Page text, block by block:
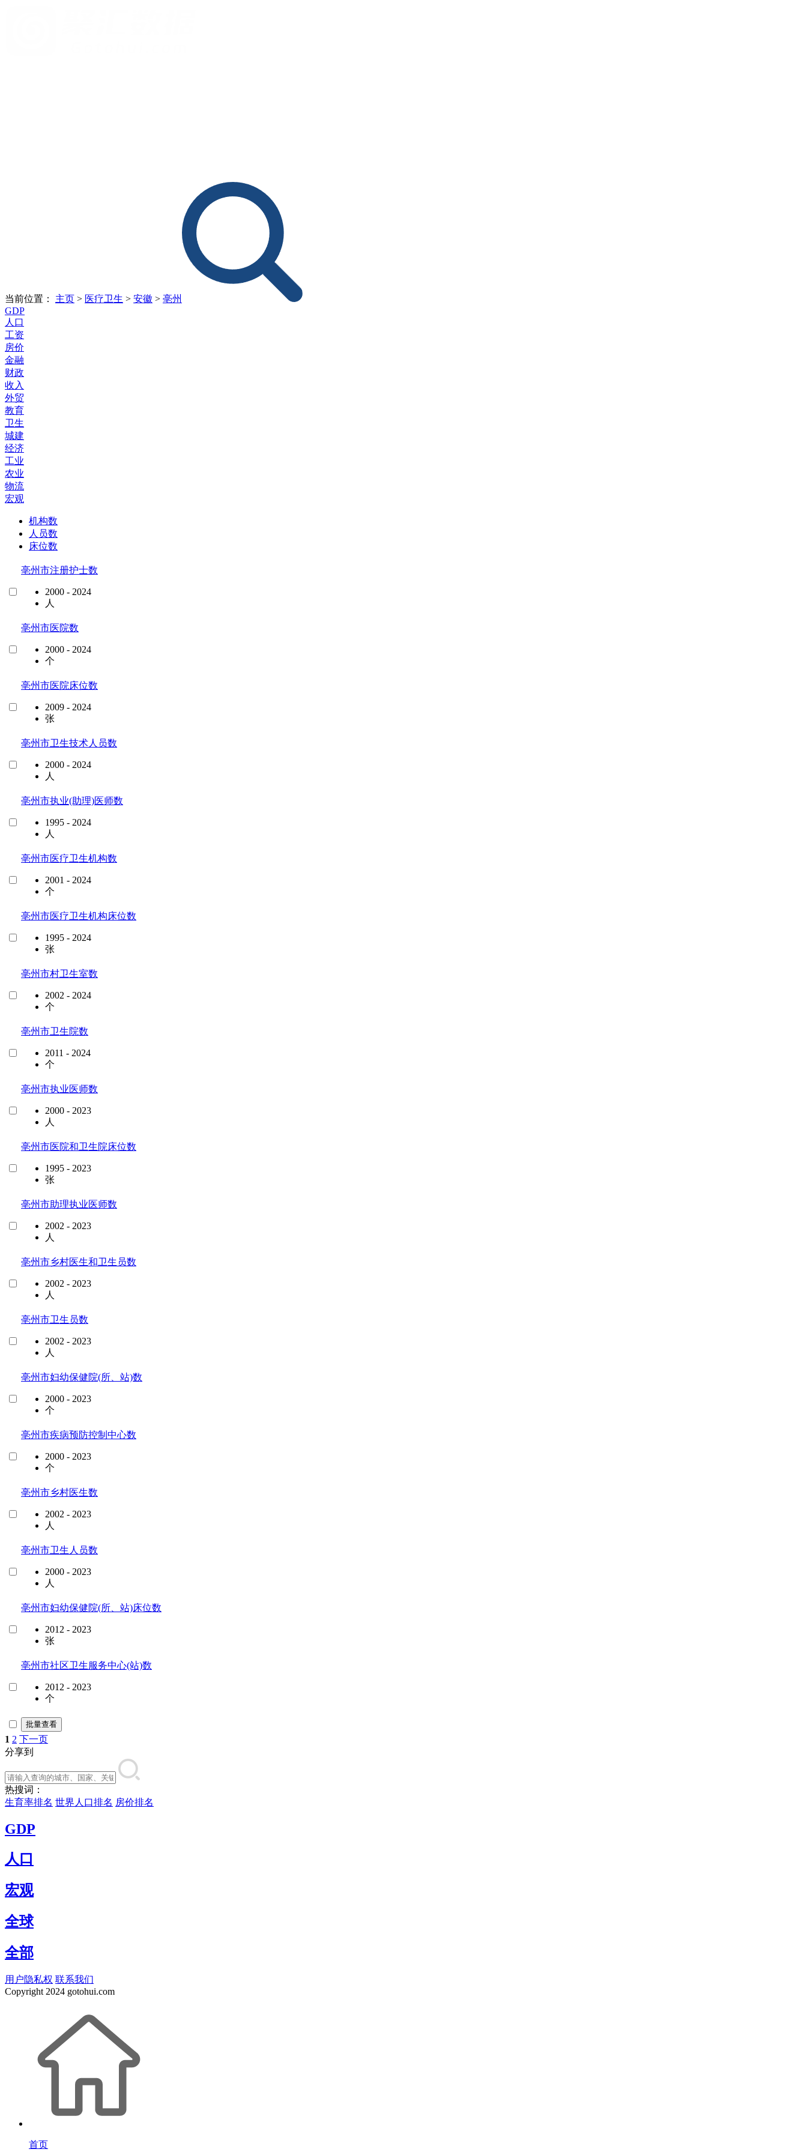
当前位置： 主页 > 医疗卫生 > 安徽 > 亳州
GDP
人口
工资
房价
金融
财政
收入
外贸
教育
卫生
城建
经济
工业
农业
物流
宏观
机构数
人员数
床位数
亳州市注册护士数
2000 - 2024
人
亳州市医院数
2000 - 2024
个
亳州市医院床位数
2009 - 2024
张
亳州市卫生技术人员数
2000 - 2024
人
亳州市执业(助理)医师数
1995 - 2024
人
亳州市医疗卫生机构数
2001 - 2024
个
亳州市医疗卫生机构床位数
1995 - 2024
张
亳州市村卫生室数
2002 - 2024
个
亳州市卫生院数
2011 - 2024
个
亳州市执业医师数
2000 - 2023
人
亳州市医院和卫生院床位数
1995 - 2023
张
亳州市助理执业医师数
2002 - 2023
人
亳州市乡村医生和卫生员数
2002 - 2023
人
亳州市卫生员数
2002 - 2023
人
亳州市妇幼保健院(所、站)数
2000 - 2023
个
亳州市疾病预防控制中心数
2000 - 2023
个
亳州市乡村医生数
2002 - 2023
人
亳州市卫生人员数
2000 - 2023
人
亳州市妇幼保健院(所、站)床位数
2012 - 2023
张
亳州市社区卫生服务中心(站)数
2012 - 2023
个
批量查看
1 2 下一页
分享到
热搜词：
生育率排名 世界人口排名 房价排名
GDP
人口
宏观
全球
全部
用户隐私权 联系我们
Copyright2024 gotohui.com
首页